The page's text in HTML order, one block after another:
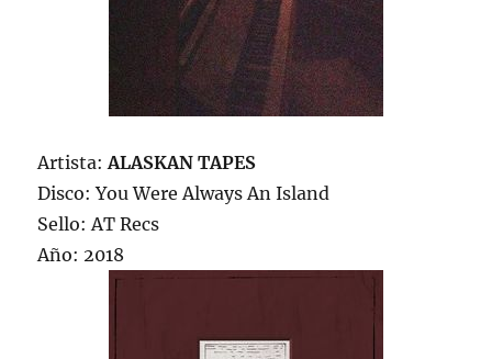
Artista:ALASKAN TAPES
Disco: You Were Always An Island
Sello: AT Recs
Año: 2018